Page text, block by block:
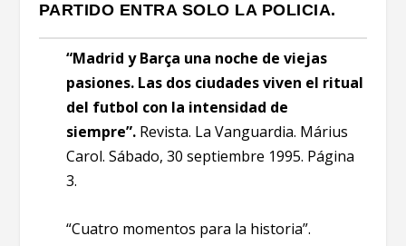
PARTIDO ENTRA SOLO LA POLICIA.
“Madrid y Barça una noche de viejas
pasiones. Las dos ciudades viven el ritual
del futbol con la intensidad de
siempre”.Revista. La Vanguardia. Márius
Carol. Sábado, 30 septiembre 1995. Página
3.
“Cuatro momentos para la historia”.